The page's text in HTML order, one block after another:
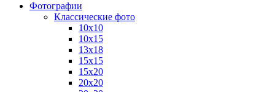
Фотографии
Классические фото
10х10
10х15
13х18
15х15
15х20
20х20